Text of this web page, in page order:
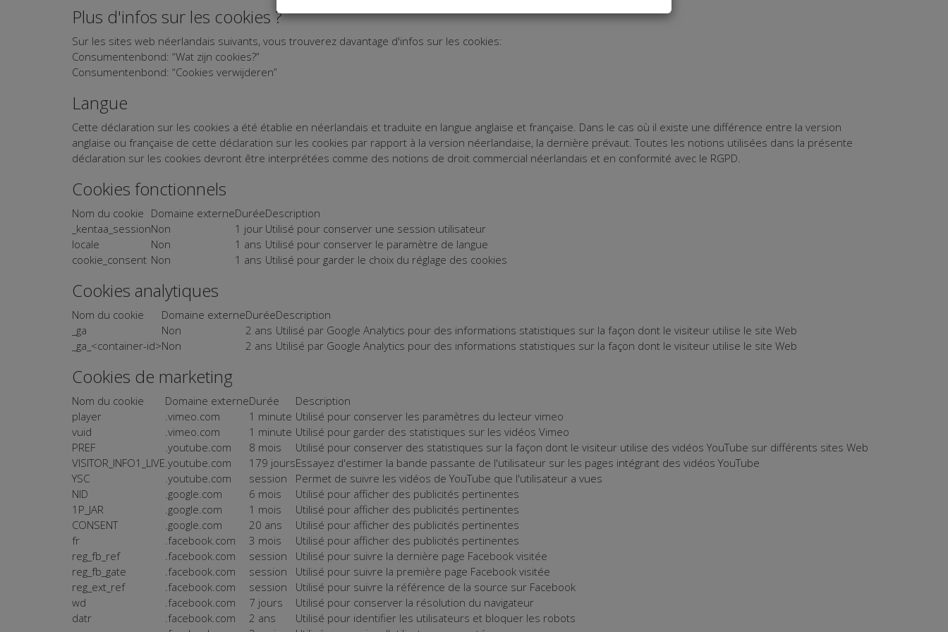
Plus d'infos sur les cookies ?
Sur les sites web néerlandais suivants, vous trouverez davantage d'infos sur les cookies:
Consumentenbond: “Wat zijn cookies?”
Consumentenbond: “Cookies verwijderen”
Langue
Cette déclaration sur les cookies a été établie en néerlandais et traduite en langue anglaise et française. Dans le cas où il existe une différence entre la version
anglaise ou française de cette déclaration sur les cookies par rapport à la version néerlandaise, la dernière prévaut. Toutes les notions utilisées dans la présente
déclaration sur les cookies devront être interprétées comme des notions de droit commercial néerlandais et en conformité avec le RGPD.
Cookies fonctionnels
Nom du cookie Domaine externeDuréeDescription
_kentaa_sessionNon 1 jour Utilisé pour conserver une session utilisateur
locale
Non 1 ans Utilisé pour conserver le paramètre de langue
cookie_consent Non 1 ans Utilisé pour garder le choix du réglage des cookies
Cookies analytiques
Nom du cookie Domaine externeDuréeDescription
_ga
Non 2 ans Utilisé par Google Analytics pour des informations statistiques sur la façon dont le visiteur utilise le site Web
_ga_<container-id>Non 2 ans Utilisé par Google Analytics pour des informations statistiques sur la façon dont le visiteur utilise le site Web
Cookies de marketing
Nom du cookie Domaine externeDurée
Description
player
.vimeo.com 1 minute Utilisé pour conserver les paramètres du lecteur vimeo
vuid
.vimeo.com 1 minute Utilisé pour garder des statistiques sur les vidéos Vimeo
PREF
.youtube.com 8 mois
Utilisé pour conserver des statistiques sur la façon dont le visiteur utilise des vidéos YouTube sur différents sites Web
VISITOR_INFO1_LIVE.youtube.com 179 joursEssayez d'estimer la bande passante de l'utilisateur sur les pages intégrant des vidéos YouTube
YSC
.youtube.com session
Permet de suivre les vidéos de YouTube que l'utilisateur a vues
NID
.google.com 6 mois
Utilisé pour afficher des publicités pertinentes
1P_JAR
.google.com 1 mois
Utilisé pour afficher des publicités pertinentes
CONSENT
.google.com 20 ans
Utilisé pour afficher des publicités pertinentes
fr
.facebook.com 3 mois
Utilisé pour afficher des publicités pertinentes
reg_fb_ref
.facebook.com session
Utilisé pour suivre la dernière page Facebook visitée
reg_fb_gate
.facebook.com session
Utilisé pour suivre la première page Facebook visitée
reg_ext_ref
.facebook.com session
Utilisé pour suivre la référence de la source sur Facebook
wd
.facebook.com 7 jours
Utilisé pour conserver la résolution du navigateur
datr
.facebook.com 2 ans
Utilisé pour identifier les utilisateurs et bloquer les robots